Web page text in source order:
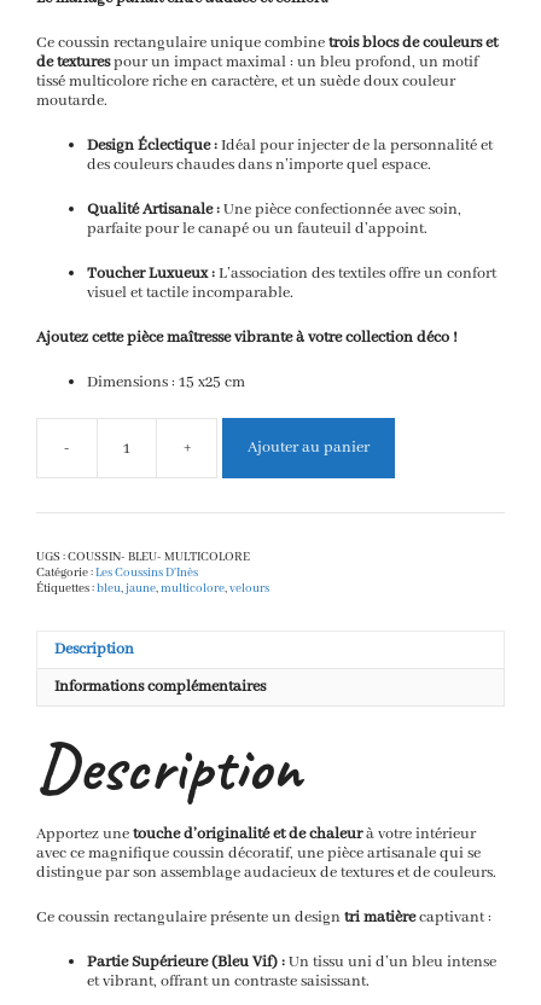
Ce coussin rectangulaire unique combinetrois blocs de couleurs et
de texturespour un impact maximal : un bleu profond, un motif
tissé multicolore riche en caractère, et un suède doux couleur
moutarde.
Design Éclectique :Idéal pour injecter de la personnalité et
des couleurs chaudes dans n’importe quel espace.
Qualité Artisanale :Une pièce confectionnée avec soin,
parfaite pour le canapé ou un fauteuil d’appoint.
Toucher Luxueux :L’association des textiles offre un confort
visuel et tactile incomparable.
Ajoutez cette pièce maîtresse vibrante à votre collection déco !
Dimensions : 15 x25 cm
-
quantité
de
Déco
Bleu,
et
Texturé
+ Ajouter au panier
UGS :COUSSIN- BLEU- MULTICOLORE
Catégorie :Les Coussins D'Inès
Étiquettes :bleu,jaune,multicolore,velours
Description
Informations complémentaires
Description
Apportez unetouche d’originalité et de chaleurà votre intérieur
avec ce magnifique coussin décoratif, une pièce artisanale qui se
distingue par son assemblage audacieux de textures et de couleurs.
Ce coussin rectangulaire présente un designtri matièrecaptivant :
Partie Supérieure (Bleu Vif) :Un tissu uni d’un bleu intense
et vibrant, offrant un contraste saisissant.